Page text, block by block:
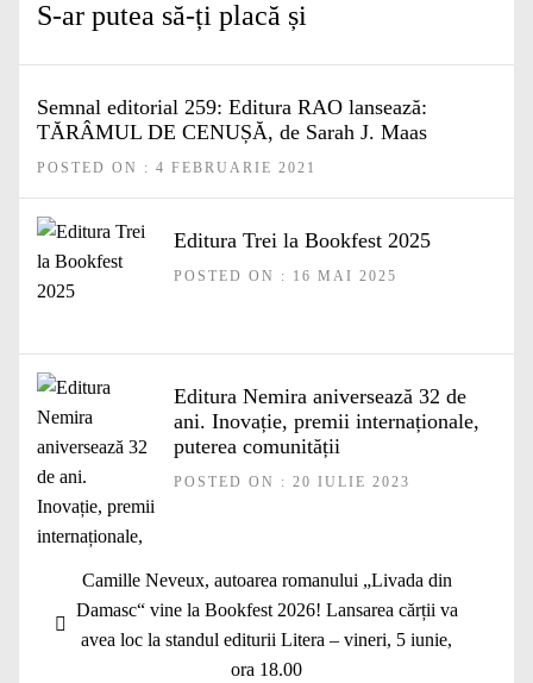
S-ar putea să-ți placă și
Semnal editorial 259: Editura RAO lansează:
TĂRÂMUL DE CENUȘĂ, de Sarah J. Maas
POSTED ON : 4 FEBRUARIE 2021
Editura Trei la Bookfest 2025
POSTED ON : 16 MAI 2025
Editura Nemira aniversează 32 de
ani. Inovație, premii internaționale,
puterea comunității
POSTED ON : 20 IULIE 2023
articole
Articolul
anterior:
Camille Neveux, autoarea romanului „Livada din
Damasc“ vine la Bookfest 2026! Lansarea cărții va
avea loc la standul editurii Litera – vineri, 5 iunie,
ora 18.00